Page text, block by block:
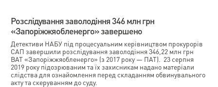
Розслідування заволодіння 346 млн грн
«Запоріжжяобленерго» завершено
Детективи НАБУ під процесуальним керівництвом прокурорів
САП завершили розслідування заволодіння 346,22 млн грн
ВАТ «Запоріжжяобленерго» (з 2017 року — ПАТ). 23 серпня
2019 року підозрюваним та їх захисникам надано матеріали
слідства для ознайомлення перед складанням обвинувального
акту та скеруванням до суду.